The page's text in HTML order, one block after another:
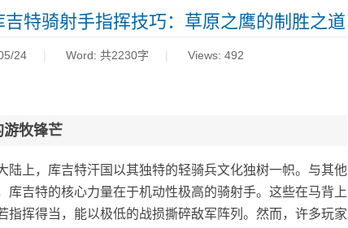
吉特骑射手指挥技巧：草原之鹰的制胜之道
24 Word: 共2230字 Views: 492
游牧锋芒
陆上，库吉特汗国以其独特的轻骑兵文化独树一帜。与其他
库吉特的核心力量在于机动性极高的骑射手。这些在马背上
指挥得当，能以极低的战损撕碎敌军阵列。然而，许多玩家